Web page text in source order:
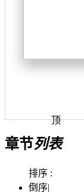
顶
章节列表
排序 :
倒序|